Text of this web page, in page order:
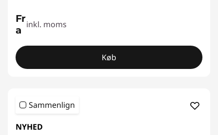
Fr
a inkl. moms
Køb
Sammenlign
NYHED